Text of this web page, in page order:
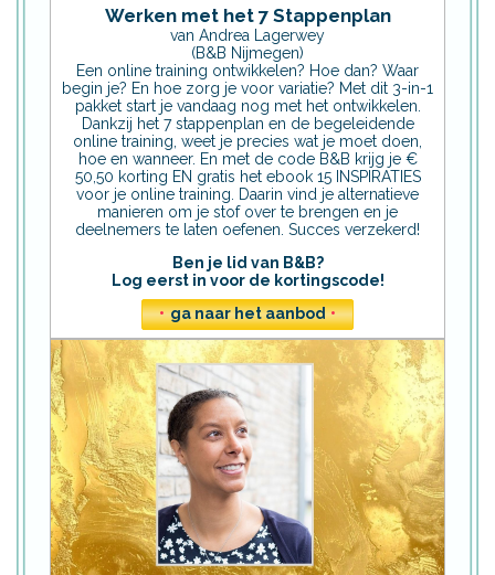
Werken met het 7 Stappenplan
van Andrea Lagerwey
(B&B Nijmegen)
Een online training ontwikkelen? Hoe dan? Waar
begin je? En hoe zorg je voor variatie? Met dit 3-in-1
pakket start je vandaag nog met het ontwikkelen.
Dankzij het 7 stappenplan en de begeleidende
online training, weet je precies wat je moet doen,
hoe en wanneer. En met de code B&B krijg je €
50,50 korting EN gratis het ebook 15 INSPIRATIES
voor je online training. Daarin vind je alternatieve
manieren om je stof over te brengen en je
deelnemers te laten oefenen. Succes verzekerd!
Ben je lid van B&B?
Log eerst in voor de kortingscode!
• ga naar het aanbod •